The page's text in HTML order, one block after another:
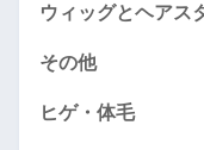
ウィッグとヘアス
その他
ヒゲ・体毛